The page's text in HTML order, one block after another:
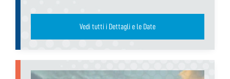
Vedi tutti i Dettagli e le Date